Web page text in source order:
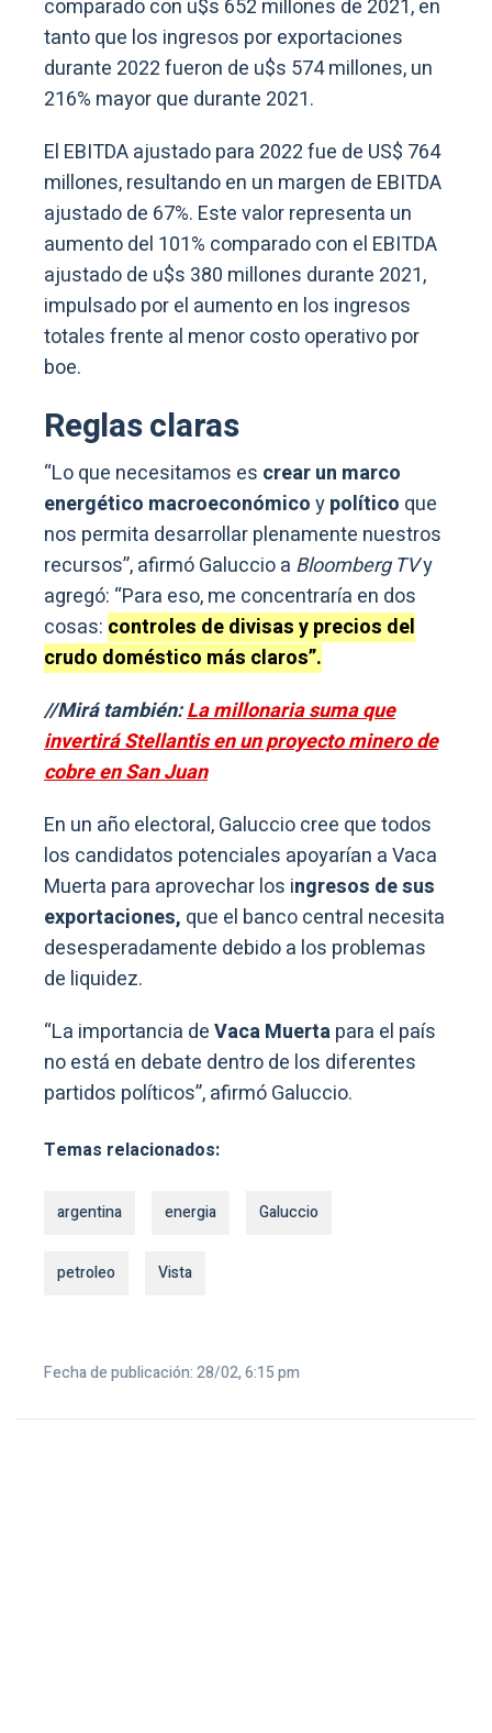
comparado con u$s 652 millones de 2021, en
tanto que los ingresos por exportaciones
durante 2022 fueron de u$s 574 millones, un
216% mayor que durante 2021.
El EBITDA ajustado para 2022 fue de US$ 764
millones, resultando en un margen de EBITDA
ajustado de 67%. Este valor representa un
aumento del 101% comparado con el EBITDA
ajustado de u$s 380 millones durante 2021,
impulsado por el aumento en los ingresos
totales frente al menor costo operativo por
boe.
Reglas claras
“Lo que necesitamos es crear un marco
energético macroeconómicoypolítico que
nos permita desarrollar plenamente nuestros
recursos”, afirmó Galuccio a Bloomberg TVy
agregó: “Para eso, me concentraría en dos
cosas: controles de divisas y precios del
crudo doméstico más claros”.
//Mirá también:La millonaria suma que
invertirá Stellantis en un proyecto minero de
cobre en San Juan
En un año electoral, Galuccio cree que todos
los candidatos potenciales apoyarían a Vaca
Muerta para aprovechar los ingresos de sus
exportaciones, que el banco central necesita
desesperadamente debido a los problemas
de liquidez.
“La importancia deVaca Muertapara el país
no está en debate dentro de los diferentes
partidos políticos”, afirmó Galuccio.
Temas relacionados:
argentina energia Galuccio
petroleo Vista
Fecha de publicación: 28/02, 6:15 pm